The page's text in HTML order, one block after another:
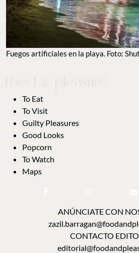
Fuegos artificiales en la playa. Foto:
To Eat
To Visit
Guilty Pleasures
Good Looks
Popcorn
To Watch
Maps
ANÚNCIATE CON
CONTACTO